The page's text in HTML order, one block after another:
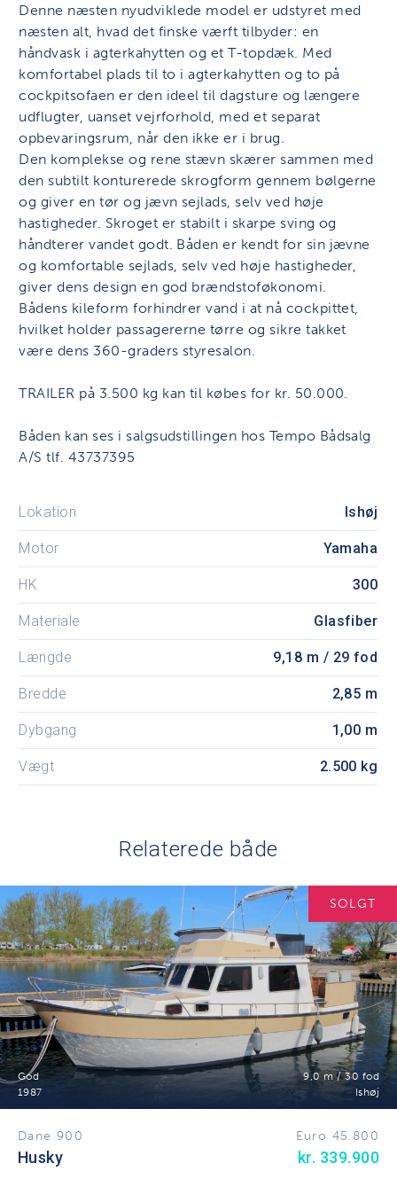
Denne næsten nyudviklede model er udstyret med
næsten alt, hvad det finske værft tilbyder: en
håndvask i agterkahytten og et T-topdæk. Med
komfortabel plads til to i agterkahytten og to på
cockpitsofaen er den ideel til dagsture og længere
udflugter, uanset vejrforhold, med et separat
opbevaringsrum, når den ikke er i brug.
Den komplekse og rene stævn skærer sammen med
den subtilt konturerede skrogform gennem bølgerne
og giver en tør og jævn sejlads, selv ved høje
hastigheder. Skroget er stabilt i skarpe sving og
håndterer vandet godt. Båden er kendt for sin jævne
og komfortable sejlads, selv ved høje hastigheder,
giver dens design en god brændstoføkonomi.
Bådens kileform forhindrer vand i at nå cockpittet,
hvilket holder passagererne tørre og sikre takket
være dens 360-graders styresalon.
TRAILER på 3.500 kg kan til købes for kr. 50.000.
Båden kan ses i salgsudstillingen hos Tempo Bådsalg
A/S tlf. 43737395
Lokation Ishøj
Motor Yamaha
HK 300
Materiale Glasfiber
Længde 9,18 m / 29 fod
Bredde 2,85 m
Dybgang 1,00 m
Vægt 2.500 kg
Relaterede både
SOLGT
God
9,0 m / 30 fod
1987
Ishøj
Dane 900 Euro 45.800
Husky kr. 339.900